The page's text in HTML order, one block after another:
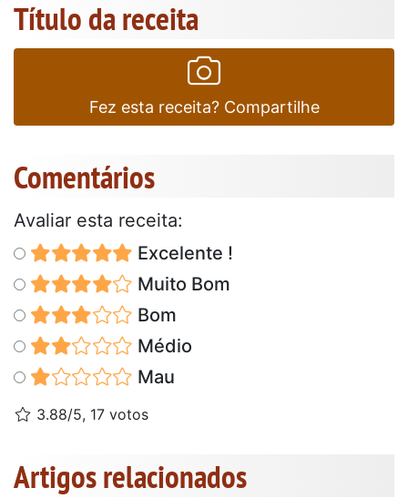
Título da receita
Fez esta receita? Compartilhe
Comentários
Avaliar esta receita:
Excelente !
Muito Bom
Bom
Médio
Mau
3.88/5, 17 votos
Artigos relacionados